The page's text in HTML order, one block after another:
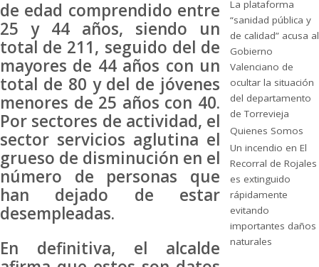
de edad comprendido entre
25 y 44 años, siendo un
total de 211, seguido del de
mayores de 44 años con un
total de 80 y del de jóvenes
menores de 25 años con 40.
Por sectores de actividad, el
sector servicios aglutina el
grueso de disminución en el
número de personas que
han dejado de estar
desempleadas.
En definitiva, el alcalde
La plataforma
“sanidad pública y
de calidad” acusa al
Gobierno
Valenciano de
ocultar la situación
del departamento
de Torrevieja
Quienes Somos
Un incendio en El
Recorral de Rojales
es extinguido
rápidamente
evitando
importantes daños
naturales